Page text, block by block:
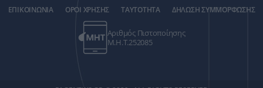
ΕΠΙΚΟΙΝΩΝΙΑ ΟΡΟΙ ΧΡΗΣΗΣ ΤΑΥΤΟΤΗΤΑ ΔΗΛΩΣΗ ΣΥΜΜΟΡΦΩΣΗΣ
Αριθμός Πιστοποίησης
Μ.Η.Τ.252085